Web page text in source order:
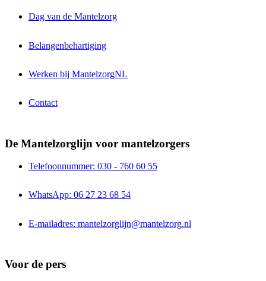
Dag van de Mantelzorg
Belangenbehartiging
Werken bij MantelzorgNL
Contact
De Mantelzorglijn voor mantelzorgers
Telefoonnummer: 030 - 760 60 55
WhatsApp: 06 27 23 68 54
E-mailadres: mantelzorglijn@mantelzorg.nl
Voor de pers